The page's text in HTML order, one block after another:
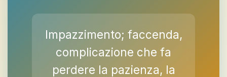
Impazzimento; faccenda,
complicazione che fa
perdere la pazienza, la